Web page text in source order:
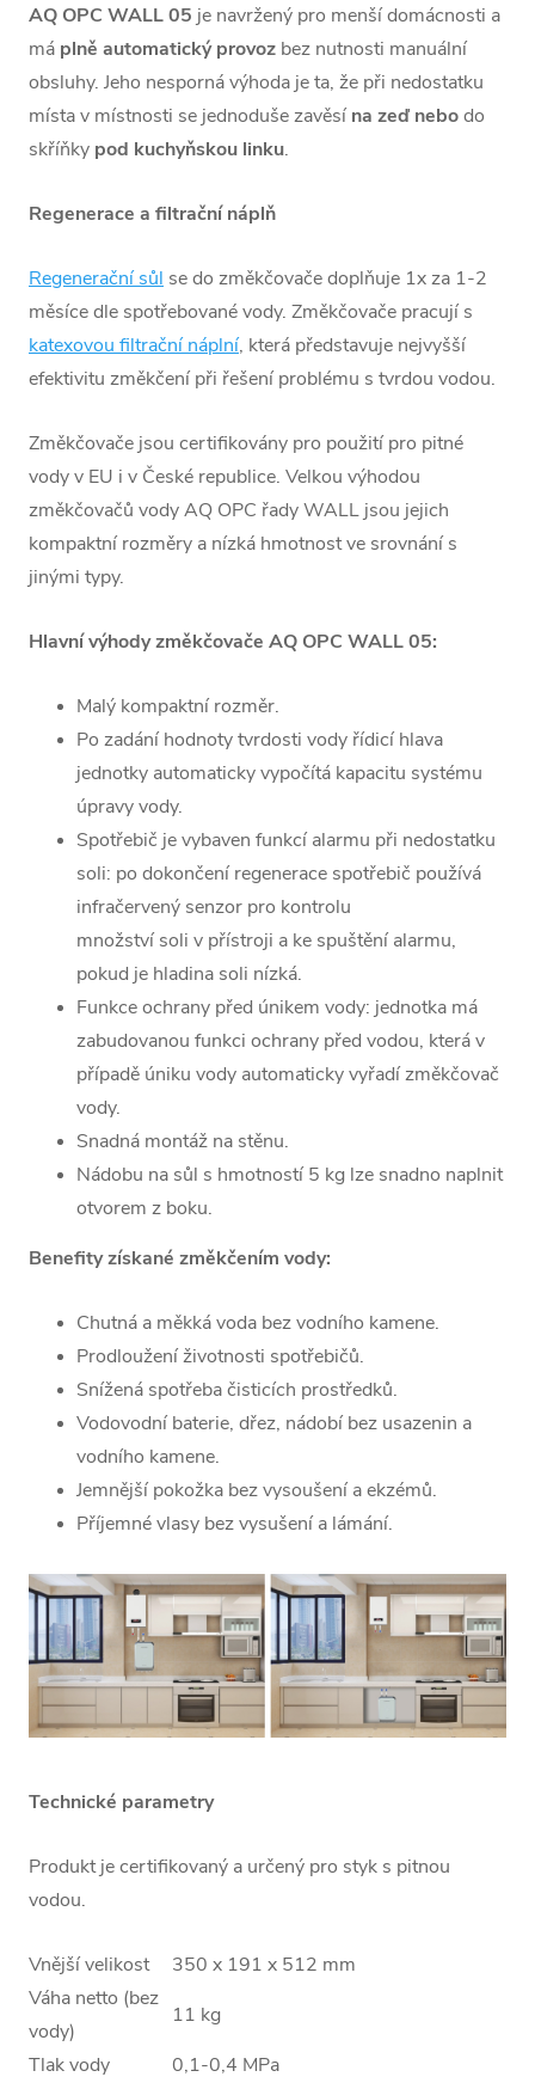
AQ OPC WALL 05 je navržený pro menší domácnosti a
má plně automatický provoz bez nutnosti manuální
obsluhy. Jeho nesporná výhoda je ta, že při nedostatku
místa v místnosti se jednoduše zavěsí na zeď nebodo
skříňky pod kuchyňskou linku.
Regenerace a filtrační náplň
Regenerační sůl se do změkčovače doplňuje 1x za 1-2
měsíce dle spotřebované vody. Změkčovače pracují s
katexovou filtrační náplní, která představuje nejvyšší
efektivitu změkčení při řešení problému s tvrdou vodou.
Změkčovače jsou certifikovány pro použití pro pitné
vody v EU i v České republice. Velkou výhodou
změkčovačů vody AQ OPC řady WALL jsou jejich
kompaktní rozměry a nízká hmotnost ve srovnání s
jinými typy.
Hlavní výhody změkčovače AQ OPC WALL 05:
Malý kompaktní rozměr.
Po zadání hodnoty tvrdosti vody řídicí hlava
jednotky automaticky vypočítá kapacitu systému
úpravy vody.
Spotřebič je vybaven funkcí alarmu při nedostatku
soli: po dokončení regenerace spotřebič používá
infračervený senzor pro kontrolu
množství soli v přístroji a ke spuštění alarmu,
pokud je hladina soli nízká.
Funkce ochrany před únikem vody: jednotka má
zabudovanou funkci ochrany před vodou, která v
případě úniku vody automaticky vyřadí změkčovač
vody.
Snadná montáž na stěnu.
Nádobu na sůl s hmotností 5 kg lze snadno naplnit
otvorem z boku.
Benefity získané změkčením vody:
Chutná a měkká voda bez vodního kamene.
Prodloužení životnosti spotřebičů.
Snížená spotřeba čisticích prostředků.
Vodovodní baterie, dřez, nádobí bez usazenin a
vodního kamene.
Jemnější pokožka bez vysoušení a ekzémů.
Příjemné vlasy bez vysušení a lámání.
Technické parametry
Produkt je certifikovaný a určený pro styk s pitnou
vodou.
Vnější velikost
350 x 191 x 512 mm
Váha netto (bez
vody)
11 kg
Tlak vody
0,1-0,4 MPa